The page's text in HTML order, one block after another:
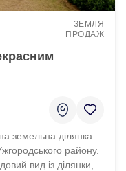
земельна ділянка
району.
вид із ділянки,
ЗЕМЛЯ
ПРОДАЖ